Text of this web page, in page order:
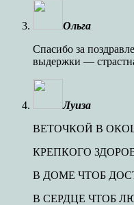
Ольга
Спасибо за
выдержки —
Луиза
ВЕТОЧКОЙ В
КРЕПКОГО
В ДОМЕ ЧТОБ
В СЕРДЦЕ ЧТОБ